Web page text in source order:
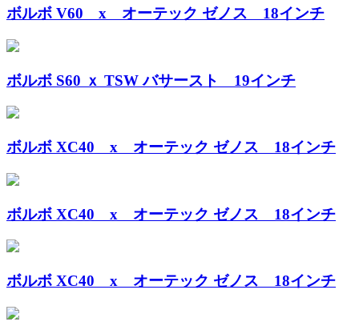
ボルボ V60 x オーテック ゼノス 18インチ
ボルボ S60 ｘ TSW バサースト 19インチ
ボルボ XC40 x オーテック ゼノス 18インチ
ボルボ XC40 x オーテック ゼノス 18インチ
ボルボ XC40 x オーテック ゼノス 18インチ